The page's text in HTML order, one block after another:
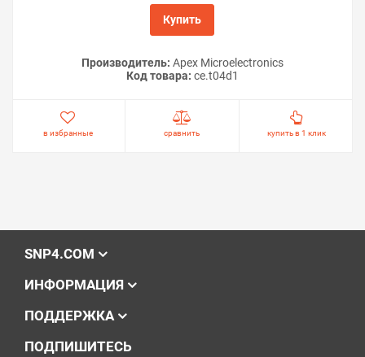
Купить
Производитель: Apex Microelectronics
Код товара: ce.t04d1
в избранные сравнить купить в 1 клик
SNP4.COM
ИНФОРМАЦИЯ
ПОДДЕРЖКА
ПОДПИШИТЕСЬ